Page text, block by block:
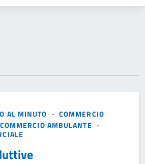
AL MINUTO - COMMERCIO
COMMERCIO AMBULANTE -